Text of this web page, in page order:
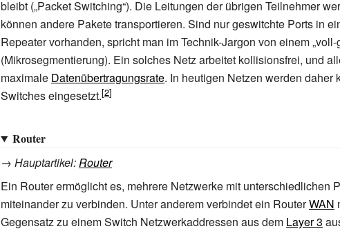
bleibt („Packet Switching“). Die Leitungen der übrigen Teilnehmer
können andere Pakete transportieren. Sind nur geswitchte Ports in
Repeater vorhanden, spricht man im Technik-Jargon von einem
(Mikrosegmentierung). Ein solches Netz arbeitet kollisionsfrei, und
maximale Datenübertragungsrate. In heutigen Netzen werden daher
Switches eingesetzt.
Router
→ Hauptartikel:Router
Ein Router ermöglicht es, mehrere Netzwerke mit unterschiedlichen
miteinander zu verbinden. Unter anderem verbindet ein RouterWAN
Gegensatz zu einem Switch Netzwerkaddressen aus dem Layer 3